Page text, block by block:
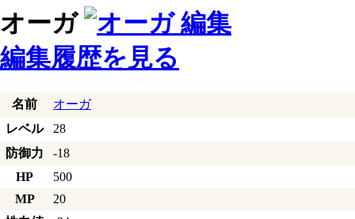
オーガ
編集履歴を見る
名前
オーガ
レベル
28
防御力
-18
HP
500
MP
20